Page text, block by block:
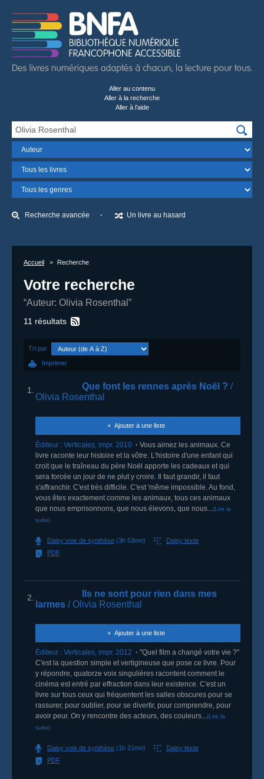
Aller au contenu
Aller à la recherche
Aller à l’aide
Recherchez…
Champ
Format
Genre
Recherche avancée Un livre au hasard
Accueil Recherche
Votre recherche
“Auteur: Olivia Rosenthal”
11 résultats
Tri par
Imprimer
1. Que font les rennes après Noël ? /
Olivia Rosenthal
Ajouter à une liste
Éditeur : Verticales, impr. 2010
Vous aimez les animaux. Ce
livre raconte leur histoire et la vôtre. L'histoire d'une enfant qui
croit que le traîneau du père Noël apporte les cadeaux et qui
sera forcée un jour de ne plut y croire. Il faut grandir, il faut
s'affranchir. C'est très difficile. C'est 'même impossible. Au fond,
vous êtes exactement comme les animaux, tous ces animaux
que nous emprisonnons, que nous élevons, que nous...(Lire la
suite)
Daisy voix de synthèse (3h 53mn)
Daisy texte
PDF
2.
Ils ne sont pour rien dans mes
larmes / Olivia Rosenthal
Ajouter à une liste
Éditeur : Verticales, impr. 2012
"Quel film a changé votre vie ?"
C'est la question simple et vertigineuse que pose ce livre. Pour
y répondre, quatorze voix singulières racontent comment le
cinéma est entré par effraction dans leur existence. C'est un
livre sur tous ceux qui fréquentent les salles obscures pour se
rassurer, pour oublier, pour se divertir, pour comprendre, pour
avoir peur. On y rencontre des acteurs, des couleurs...(Lire la
suite)
Daisy voix de synthèse (1h 21mn)
Daisy texte
PDF